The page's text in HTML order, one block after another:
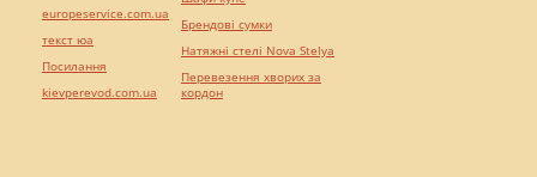
europeservice.com.ua
текст юа
Посилання
kievperevod.com.ua
Брендові сумки
Натяжні стелі Nova Stelya
Перевезення хворих за
кордон